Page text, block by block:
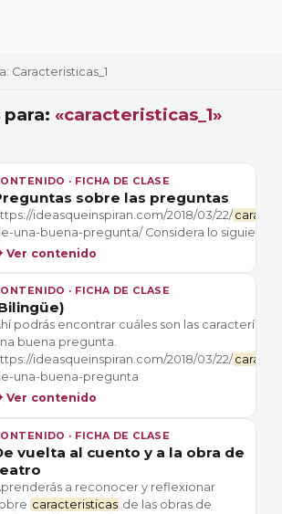
Caracteristicas_1
para: «caracteristicas_1»
· FICHA DE CLASE
sobre las preguntas
ideasqueinspiran.com/2018/03/22/
una-buena-pregunta/ Considera lo siguiente
Ver contenido
· FICHA DE CLASE
podrás encontrar cuáles son las
buena pregunta.
ideasqueinspiran.com/2018/03/22/
una-buena-pregunta
Ver contenido
· FICHA DE CLASE
vuelta al cuento y a la obra de
a reconocer y reflexionar
caracteristicas de las obras de